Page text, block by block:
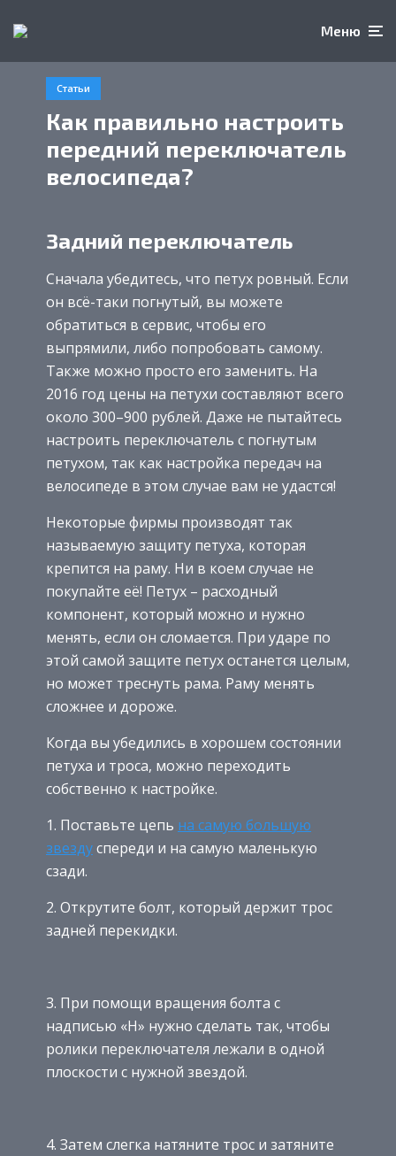
Меню
Статьи
Как правильно настроить
передний переключатель
велосипеда?
Задний переключатель
Сначала убедитесь, что петух ровный. Если
он всё-таки погнутый, вы можете
обратиться в сервис, чтобы его
выпрямили, либо попробовать самому.
Также можно просто его заменить. На
2016 год цены на петухи составляют всего
около 300–900 рублей. Даже не пытайтесь
настроить переключатель с погнутым
петухом, так как настройка передач на
велосипеде в этом случае вам не удастся!
Некоторые фирмы производят так
называемую защиту петуха, которая
крепится на раму. Ни в коем случае не
покупайте её! Петух – расходный
компонент, который можно и нужно
менять, если он сломается. При ударе по
этой самой защите петух останется целым,
но может треснуть рама. Раму менять
сложнее и дороже.
Когда вы убедились в хорошем состоянии
петуха и троса, можно переходить
собственно к настройке.
1. Поставьте цепь на самую большую
звездуспереди и на самую маленькую
сзади.
2. Открутите болт, который держит трос
задней перекидки.
3. При помощи вращения болта с
надписью «H» нужно сделать так, чтобы
ролики переключателя лежали в одной
плоскости с нужной звездой.
4. Затем слегка натяните трос и затяните